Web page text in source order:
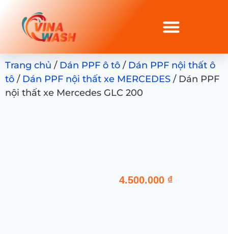
Trang chủ / Dán PPF ô tô / Dán PPF nội thất ô
tô / Dán PPF nội thất xe MERCEDES / Dán PPF
nội thất xe Mercedes GLC 200
4.500.000 ₫